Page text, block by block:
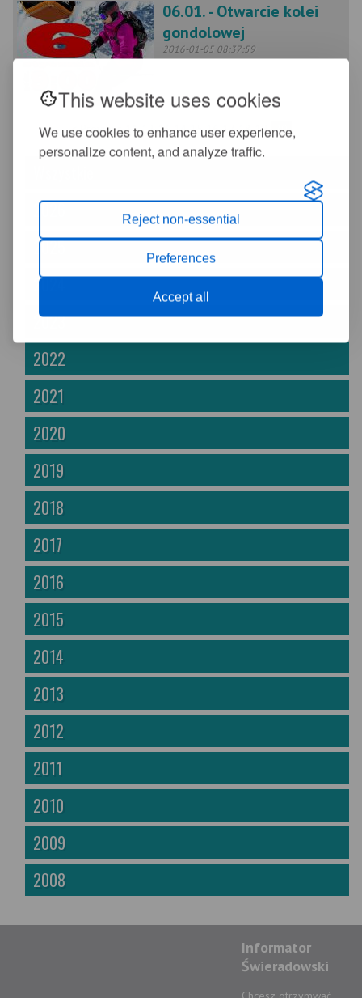
This website uses cookies
We use cookies to enhance user experience,
personalize content, and analyze traffic.
Reject non-essential
Preferences
Accept all
06.01. - Otwarcie kolei
gondolowej
2016-01-05 08:37:59
< Previous 11 12 13 14 15 16 17 18 19 20
2026
2025
2024
2023
2022
2021
2020
2019
2018
2017
2016
2015
2014
2013
2012
2011
2010
2009
2008
Informator
Świeradowski